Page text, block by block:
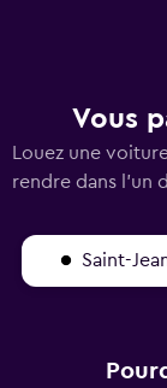
Vous
Louez une
rendre dans l'un
Saint-